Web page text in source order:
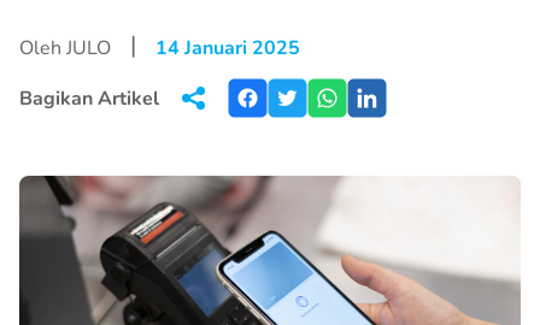
Oleh JULO |
14 Januari 2025
Bagikan Artikel